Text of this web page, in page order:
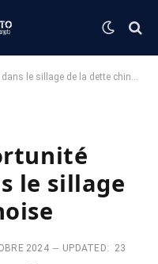
le sillage de la dette chinoise
le sillage
2024 UPDATED:
23